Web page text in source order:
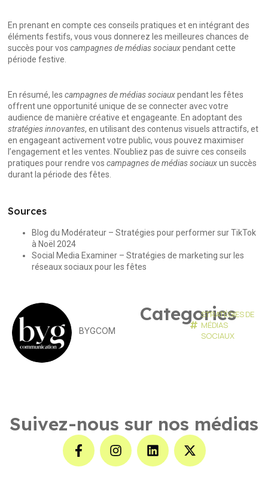
En prenant en compte ces conseils pratiques et en intégrant des
éléments festifs, vous vous donnerez les meilleures chances de
succès pour voscampagnes de médias sociauxpendant cette
période festive.
En résumé, lescampagnes de médias sociauxpendant les fêtes
offrent une opportunité unique de se connecter avec votre
audience de manière créative et engageante. En adoptant des
stratégies innovantes, en utilisant des contenus visuels attractifs, et
en engageant activement votre public, vous pouvez maximiser
l’engagement et les ventes. N’oubliez pas de suivre ces conseils
pratiques pour rendre voscampagnes de médias sociauxun succès
durant la période des fêtes.
Sources
Blog du Modérateur – Stratégies pour performer sur TikTok
à Noël 2024
Social Media Examiner – Stratégies de marketing sur les
réseaux sociaux pour les fêtes
BYGCOM
Categories
STRATÉGIES DE
MÉDIAS
SOCIAUX
Suivez-nous sur nos médias